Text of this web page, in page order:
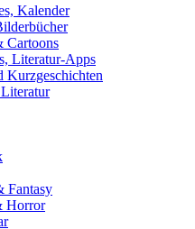
Kalender
Cartoons
Literatur-Apps
Kurzgeschichten
Fantasy
Horror